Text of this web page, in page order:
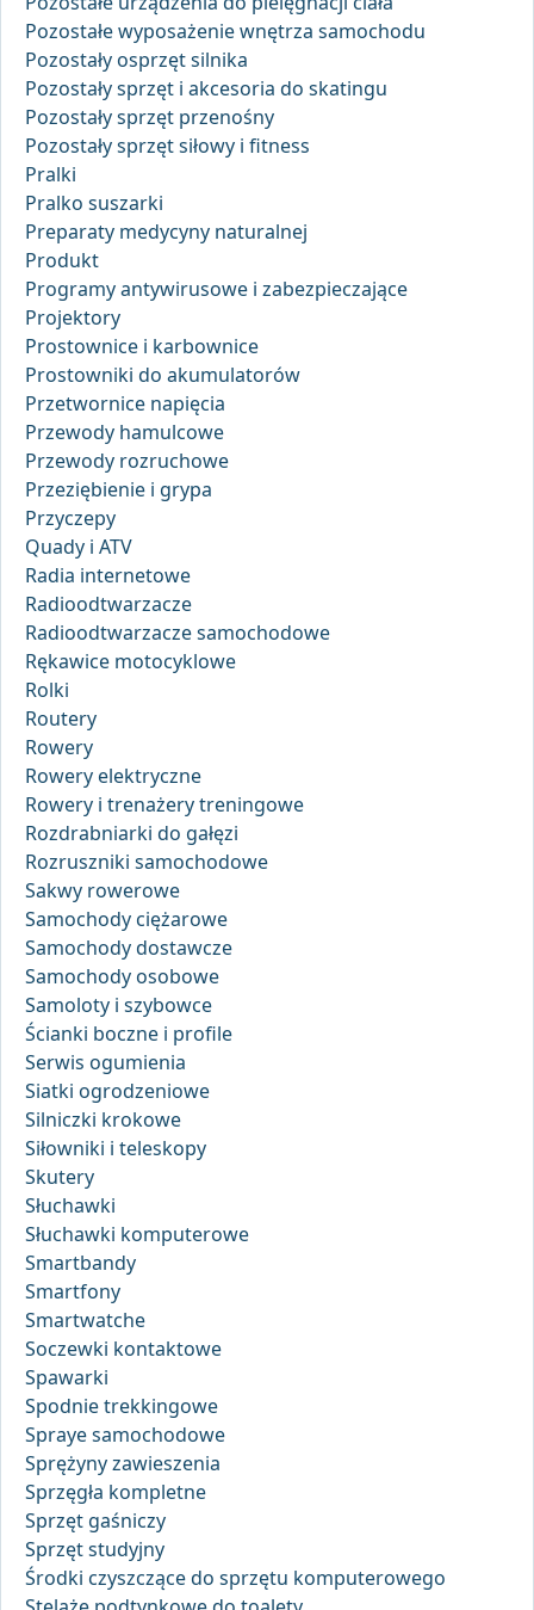
Pozostałe wyposażenie wnętrza samochodu
Pozostały osprzęt silnika
Pozostały sprzęt i akcesoria do skatingu
Pozostały sprzęt przenośny
Pozostały sprzęt siłowy i fitness
Pralki
Pralko suszarki
Preparaty medycyny naturalnej
Produkt
Programy antywirusowe i zabezpieczające
Projektory
Prostownice i karbownice
Prostowniki do akumulatorów
Przetwornice napięcia
Przewody hamulcowe
Przewody rozruchowe
Przeziębienie i grypa
Przyczepy
Quady i ATV
Radia internetowe
Radioodtwarzacze
Radioodtwarzacze samochodowe
Rękawice motocyklowe
Rolki
Routery
Rowery
Rowery elektryczne
Rowery i trenażery treningowe
Rozdrabniarki do gałęzi
Rozruszniki samochodowe
Sakwy rowerowe
Samochody ciężarowe
Samochody dostawcze
Samochody osobowe
Samoloty i szybowce
Ścianki boczne i profile
Serwis ogumienia
Siatki ogrodzeniowe
Silniczki krokowe
Siłowniki i teleskopy
Skutery
Słuchawki
Słuchawki komputerowe
Smartbandy
Smartfony
Smartwatche
Soczewki kontaktowe
Spawarki
Spodnie trekkingowe
Spraye samochodowe
Sprężyny zawieszenia
Sprzęgła kompletne
Sprzęt gaśniczy
Sprzęt studyjny
Środki czyszczące do sprzętu komputerowego